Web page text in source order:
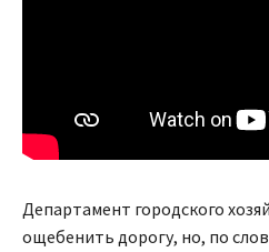
Департамент городского
ощебенить дорогу, но, по